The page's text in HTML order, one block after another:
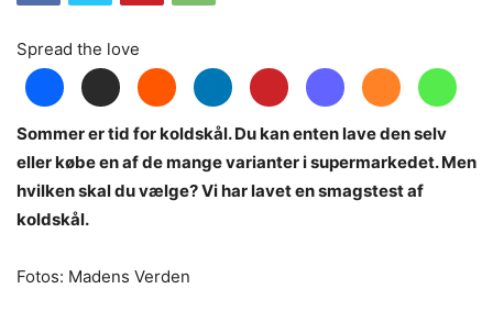
Spread the love
Sommer er tid for koldskål. Du kan enten lave den selv
eller købe en af de mange varianter i supermarkedet. Men
hvilken skal du vælge? Vi har lavet en smagstest af
koldskål.
Fotos: Madens Verden